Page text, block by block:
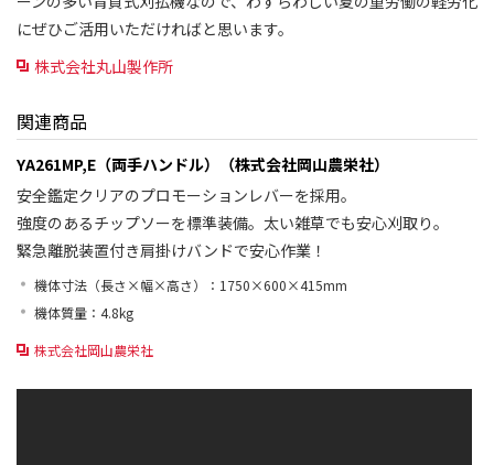
にぜひご活用いただければと思います。
株式会社丸山製作所
関連商品
YA261MP,E（両手ハンドル）（株式会社岡山農栄社）
安全鑑定クリアのプロモーションレバーを採用。
強度のあるチップソーを標準装備。太い雑草でも安心刈取り。
緊急離脱装置付き肩掛けバンドで安心作業！
機体寸法（長さ×幅×高さ）：1750×600×415mm
機体質量：4.8kg
株式会社岡山農栄社